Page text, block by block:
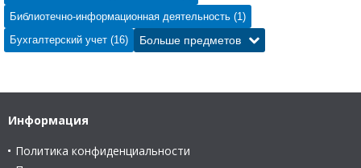
Библиотечно-информационная деятельность (1)
Бухгалтерский учет (16)
Больше предметов
Информация
Политика конфиденциальности